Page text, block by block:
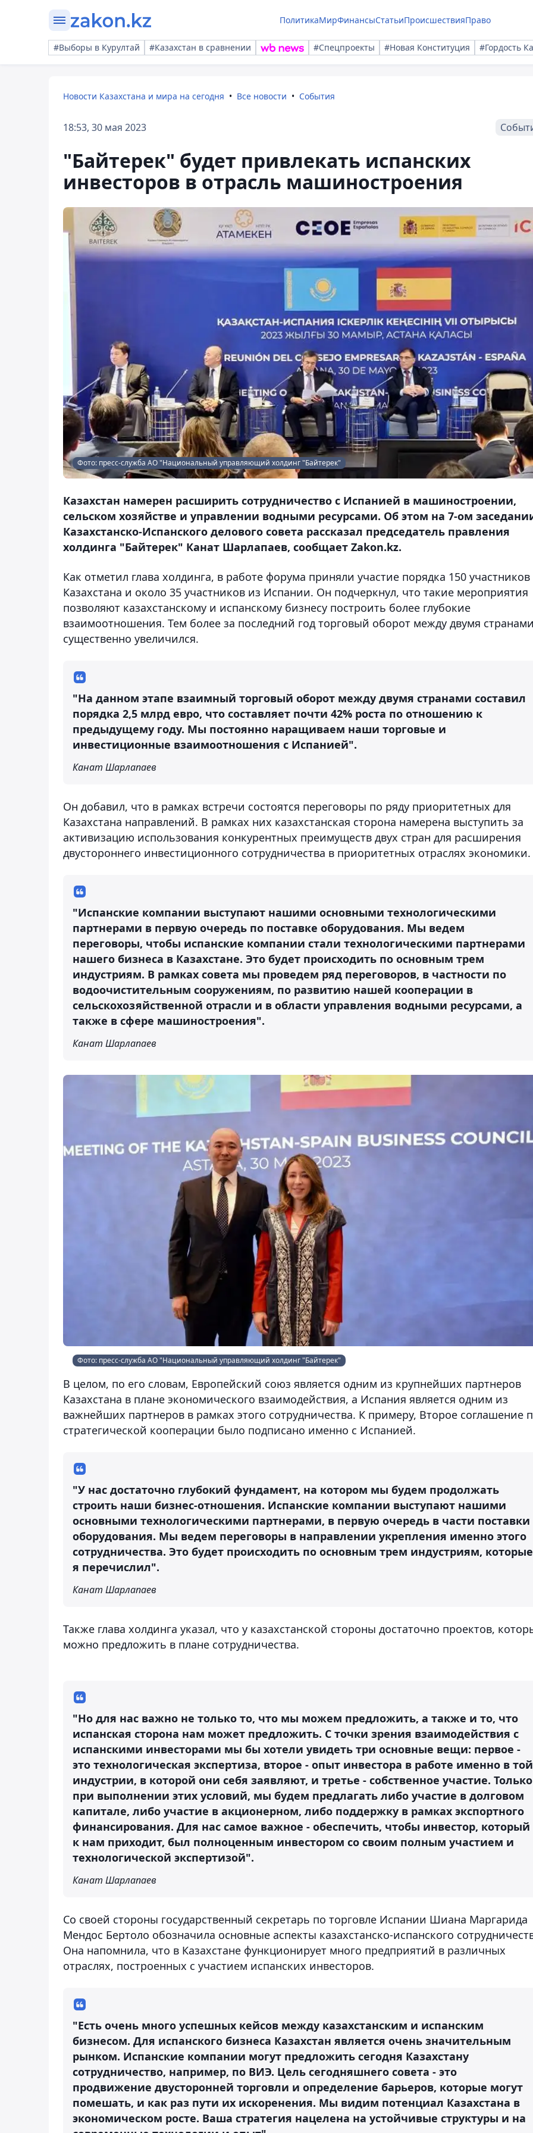
ПолитикаМирФинансыСтатьиПроисшествияПраво
#Выборы в Курултай #Казахстан в сравнении #Спецпроекты #Новая Конституция #Гордость
Новости Казахстана и мира на сегодня Все новости События
18:53, 30 мая 2023
"Байтерек" будет привлекать испанских
инвесторов в отрасль машиностроения
Фото: пресс-служба АО "Национальный управляющий холдинг "Байтерек"
Казахстан намерен расширить сотрудничество с Испанией в машиностроении,
сельском хозяйстве и управлении водными ресурсами. Об этом на 7-ом
Казахстанско-Испанского делового совета рассказал председатель правления
холдинга "Байтерек" Канат Шарлапаев, сообщает Zakon.kz.
Как отметил глава холдинга, в работе форума приняли участие порядка 150 участников
Казахстана и около 35 участников из Испании. Он подчеркнул, что такие мероприятия
позволяют казахстанскому и испанскому бизнесу построить более глубокие
взаимоотношения. Тем более за последний год торговый оборот между двумя
существенно увеличился.
"На данном этапе взаимный торговый оборот между двумя странами составил
порядка 2,5 млрд евро, что составляет почти 42% роста по отношению к
предыдущему году. Мы постоянно наращиваем наши торговые и
инвестиционные взаимоотношения с Испанией".
Канат Шарлапаев
Он добавил, что в рамках встречи состоятся переговоры по ряду приоритетных для
Казахстана направлений. В рамках них казахстанская сторона намерена выступить за
активизацию использования конкурентных преимуществ двух стран для расширения
двустороннего инвестиционного сотрудничества в приоритетных отраслях экономики.
"Испанские компании выступают нашими основными технологическими
партнерами в первую очередь по поставке оборудования. Мы ведем
переговоры, чтобы испанские компании стали технологическими партнерами
нашего бизнеса в Казахстане. Это будет происходить по основным трем
индустриям. В рамках совета мы проведем ряд переговоров, в частности по
водоочистительным сооружениям, по развитию нашей кооперации в
сельскохозяйственной отрасли и в области управления водными ресурсами, а
также в сфере машиностроения".
Канат Шарлапаев
Фото: пресс-служба АО "Национальный управляющий холдинг "Байтерек"
В целом, по его словам, Европейский союз является одним из крупнейших партнеров
Казахстана в плане экономического взаимодействия, а Испания является одним из
важнейших партнеров в рамках этого сотрудничества. К примеру, Второе соглашение
стратегической кооперации было подписано именно с Испанией.
"У нас достаточно глубокий фундамент, на котором мы будем продолжать
строить наши бизнес-отношения. Испанские компании выступают нашими
основными технологическими партнерами, в первую очередь в части поставки
оборудования. Мы ведем переговоры в направлении укрепления именно этого
сотрудничества. Это будет происходить по основным трем индустриям, которые
я перечислил".
Канат Шарлапаев
Также глава холдинга указал, что у казахстанской стороны достаточно проектов,
можно предложить в плане сотрудничества.
"Но для нас важно не только то, что мы можем предложить, а также и то, что
испанская сторона нам может предложить. С точки зрения взаимодействия с
испанскими инвесторами мы бы хотели увидеть три основные вещи: первое -
это технологическая экспертиза, второе - опыт инвестора в работе именно в той
индустрии, в которой они себя заявляют, и третье - собственное участие. Только
при выполнении этих условий, мы будем предлагать либо участие в долговом
капитале, либо участие в акционерном, либо поддержку в рамках экспортного
финансирования. Для нас самое важное - обеспечить, чтобы инвестор, который
к нам приходит, был полноценным инвестором со своим полным участием и
технологической экспертизой".
Канат Шарлапаев
Со своей стороны государственный секретарь по торговле Испании Шиана Маргарида
Мендос Бертоло обозначила основные аспекты казахстанско-испанского
Она напомнила, что в Казахстане функционирует много предприятий в различных
отраслях, построенных с участием испанских инвесторов.
"Есть очень много успешных кейсов между казахстанским и испанским
бизнесом. Для испанского бизнеса Казахстан является очень значительным
рынком. Испанские компании могут предложить сегодня Казахстану
сотрудничество, например, по ВИЭ. Цель сегодняшнего совета - это
продвижение двусторонней торговли и определение барьеров, которые могут
помешать, и как раз пути их искоренения. Мы видим потенциал Казахстана в
экономическом росте. Ваша стратегия нацелена на устойчивые структуры и на